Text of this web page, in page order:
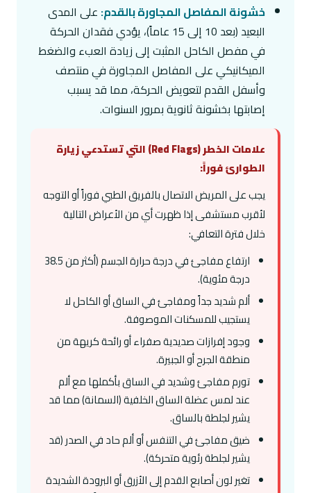
خشونة المفاصل المجاورة بالقدم: على المدى
البعيد (بعد 10 إلى 15 عاماً)، يؤدي فقدان الحركة
في مفصل الكاحل المثبت إلى زيادة العبء والضغط
الميكانيكي على المفاصل المجاورة في منتصف
وأسفل القدم لتعويض الحركة، مما قد يسبب
إصابتها بخشونة ثانوية بمرور السنوات.
علامات الخطر (Red Flags) التي تستدعي زيارة
الطوارئ فوراً:
يجب على المريض الاتصال بالفريق الطبي فوراً أو التوجه
لأقرب مستشفى إذا ظهرت أي من الأعراض التالية
خلال فترة التعافي:
ارتفاع مفاجئ في درجة حرارة الجسم (أكثر من 38.5
درجة مئوية).
ألم شديد جداً ومفاجئ في الساق أو الكاحل لا
يستجيب للمسكنات الموصوفة.
وجود إفرازات صديدية صفراء أو رائحة كريهة من
منطقة الجرح أو الجبيرة.
تورم مفاجئ وشديد في الساق بأكملها مع ألم
عند لمس عضلة الساق الخلفية (السمانة) مما قد
يشير لجلطة بالساق.
ضيق مفاجئ في التنفس أو ألم حاد في الصدر (قد
يشير لجلطة رئوية متحركة).
تغير لون أصابع القدم إلى الأزرق أو البرودة الشديدة